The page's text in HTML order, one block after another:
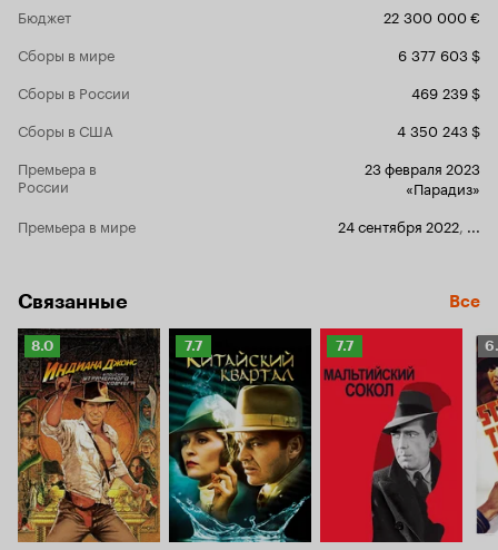
Бюджет
22 300 000 €
Сборы в мире
6 377 603 $
Сборы в России
469 239 $
Сборы в США
4 350 243 $
Премьера в
России
23 февраля 2023
«Парадиз»
Премьера в мире
24 сентября 2022
Связанные Все
Рейтинг
Кинопоиска
8.0
8.0
Рейтинг
Кинопоиска
7.7
7.7
Рейтинг
Кинопоиска
7.7
7.7